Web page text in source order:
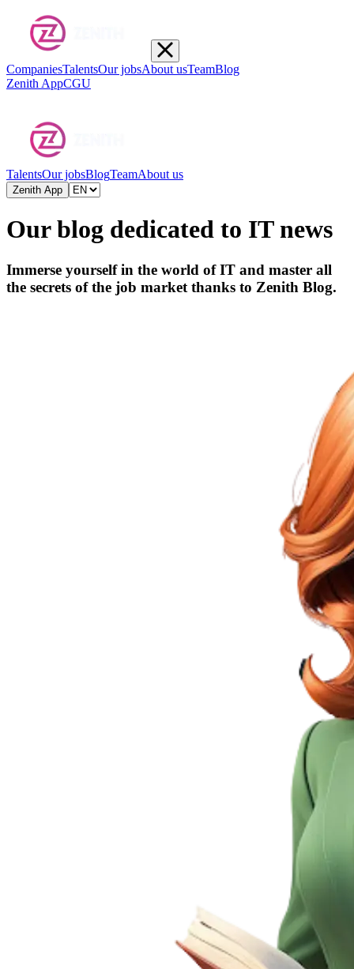
CompaniesTalentsOur jobsAbout usTeamBlog
Zenith AppCGU
TalentsOur jobsBlogTeamAbout us
Zenith App
Our blog dedicated to IT news
Immerse yourself in the world of IT and master all
the secrets of the job market thanks to Zenith Blog.